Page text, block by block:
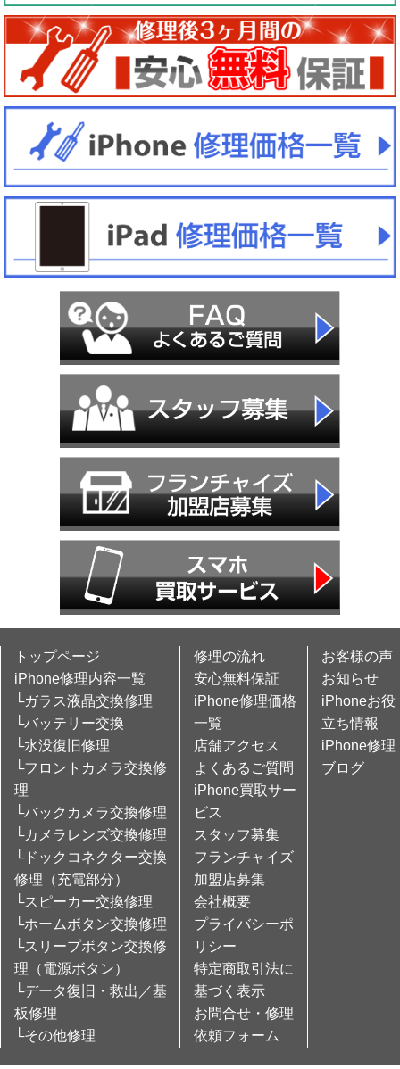
トップページ
iPhone修理内容一覧
└ガラス液晶交換修理
└バッテリー交換
└水没復旧修理
└フロントカメラ交換修
理
└バックカメラ交換修理
└カメラレンズ交換修理
└ドックコネクター交換
修理（充電部分）
└スピーカー交換修理
└ホームボタン交換修理
└スリープボタン交換修
理（電源ボタン）
└データ復旧・救出／基
板修理
└その他修理
修理の流れ
安心無料保証
iPhone修理価格
一覧
店舗アクセス
よくあるご質問
iPhone買取サー
ビス
スタッフ募集
フランチャイズ
加盟店募集
会社概要
プライバシーポ
リシー
特定商取引法に
基づく表示
お問合せ・修理
依頼フォーム
お客様の声
お知らせ
iPhoneお役
立ち情報
iPhone修理
ブログ